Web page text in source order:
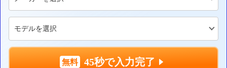
45秒で入力完了